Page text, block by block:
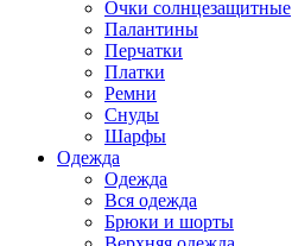
Очки солнцезащитные
Палантины
Перчатки
Платки
Ремни
Снуды
Шарфы
Одежда
Одежда
Вся одежда
Брюки и шорты